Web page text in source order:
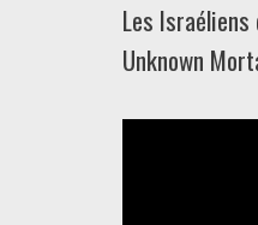
Les
Unknown